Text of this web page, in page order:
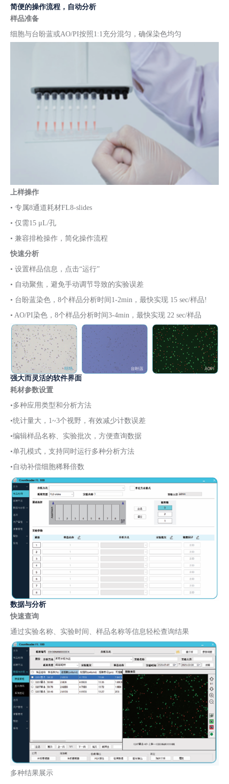
简便的操作流程，自动分析
样品准备
细胞与台盼蓝或AO/PI按照1:1充分混匀，确保染色均匀
上样操作
• 专属8通道耗材FL8-slides
• 仅需15 μL/孔
• 兼容排枪操作，简化操作流程
快速分析
• 设置样品信息，点击“运行”
• 自动聚焦，避免手动调节导致的实验误差
• 台盼蓝染色，8个样品分析时间1-2min，最快实现 15 sec/样品!
• AO/PI染色，8个样品分析时间3-4min，最快实现 22 sec/样品
强大而灵活的软件界面
耗材参数设置
•多种应用类型和分析方法
•统计量大，1~3个视野，有效减少计数误差
•编辑样品名称、实验批次，方便查询数据
•单孔模式，支持同时运行多种分析方法
•自动补偿细胞稀释倍数
数据与分析
快速查询
通过实验名称、实验时间、样品名称等信息轻松查询结果
多种结果展示